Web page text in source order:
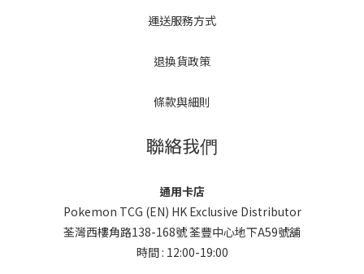
運送服務方式
退換貨政策
條款與細則
聯絡我們
通用卡店
Pokemon TCG (EN) HK Exclusive Distributor
荃灣西樓角路138-168號 荃豐中心地下A59號舖
時間 : 12:00-19:00